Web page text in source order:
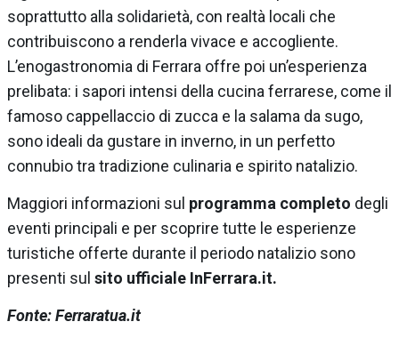
soprattutto alla solidarietà, con realtà locali che
contribuiscono a renderla vivace e accogliente.
L’enogastronomia di Ferrara offre poi un’esperienza
prelibata: i sapori intensi della cucina ferrarese, come il
famoso cappellaccio di zucca e la salama da sugo,
sono ideali da gustare in inverno, in un perfetto
connubio tra tradizione culinaria e spirito natalizio.
Maggiori informazioni sul programma completo degli
eventi principali e per scoprire tutte le esperienze
turistiche offerte durante il periodo natalizio sono
presenti sul sito ufficiale InFerrara.it.
Fonte: Ferraratua.it